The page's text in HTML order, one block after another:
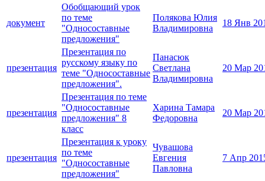
документ
Обобщающий урок
по теме
"Односоставные
предложения"
Полякова Юлия
Владимировна
18 Янв
презентация
Презентация по
русскому языку по
теме "Односоставные
предложения".
Панасюк
Светлана
Владимировна
20 Мар
презентация
Презентация по теме
"Односоставные
предложения" 8
класс
Харина Тамара
Федоровна
20 Мар
презентация
Презентация к уроку
по теме
"Односоставные
предложения"
Чувашова
Евгения
Павловна
7 Апр